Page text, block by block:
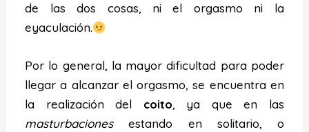
de las dos cosas, ni el orgasmo ni la
eyaculación.
Por lo general, la mayor dificultad para poder
llegar a alcanzar el orgasmo, se encuentra en
la realización del coito, ya que en las
masturbacionesestando en solitario, o